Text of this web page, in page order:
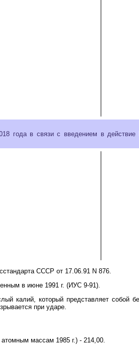
года в связи с введением в действие
СССР от 17.06.91 N 876.
в июне 1991 г. (ИУС 9-91).
калий, который представляет собой
при ударе.
массам 1985 г.) - 214,00.